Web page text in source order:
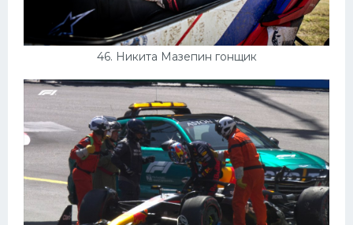
46. Никита Мазепин гонщик